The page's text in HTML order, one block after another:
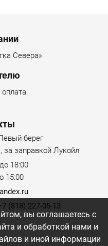
Севера»
берег
за заправкой Лукойл
18:00
15:00
(818) 227-05-13
вы соглашаетесь с
и обработкой нами и
и иной информации